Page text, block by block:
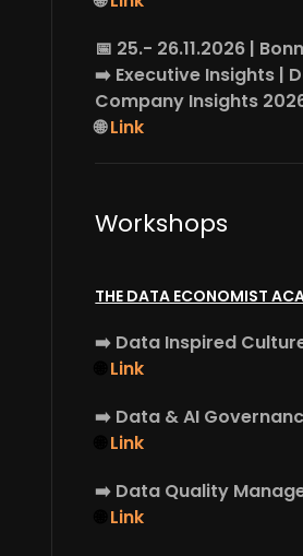
📅 25.- 26.11.2026 | Bonn
➡️ Executive Insights |
Company Insights
🌐Link
Workshops
THE DATA ECONOMIST
➡️ Data Inspired
Link
➡️ Data & AI
Link
➡️ Data Quality
Link